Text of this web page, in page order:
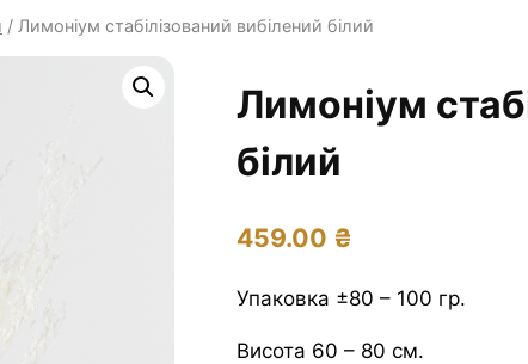
/ Лимоніум стабілізований вибілений білий
Лимоніум
білий
459.00 ₴
Упаковка ±80 – 100 гр.
Висота 60 – 80 см.